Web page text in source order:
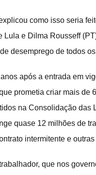
como isso seria
Lula e Dilma Rousseff
desemprego de todos
após a entrada em
prometia criar mais de
na Consolidação das
quase 12 milhões de
intermitente e
que nos